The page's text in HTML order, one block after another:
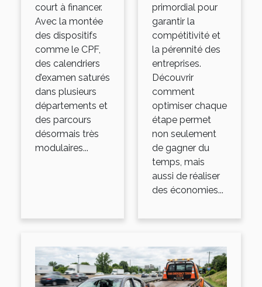
court à financer.
Avec la montée
des dispositifs
comme le CPF,
des calendriers
d’examen saturés
dans plusieurs
départements et
des parcours
désormais très
modulaires...
primordial pour
garantir la
compétitivité et
la pérennité des
entreprises.
Découvrir
comment
optimiser chaque
étape permet
non seulement
de gagner du
temps, mais
aussi de réaliser
des économies...